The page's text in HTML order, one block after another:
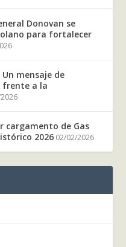
Donovan se
para fortalecer
mensaje de
frente a la
cargamento de Gas
2026 02/02/2026